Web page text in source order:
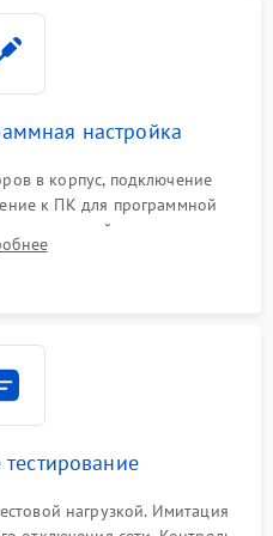
настройка
в корпус, подключение
к ПК для программной
настройки порогов
счетчиков старения АКБ.
нагрузкой. Имитация